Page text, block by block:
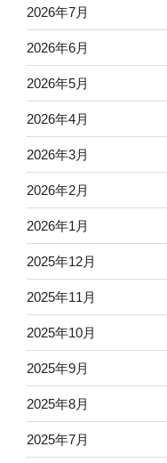
2026年7月
2026年6月
2026年5月
2026年4月
2026年3月
2026年2月
2026年1月
2025年12月
2025年11月
2025年10月
2025年9月
2025年8月
2025年7月